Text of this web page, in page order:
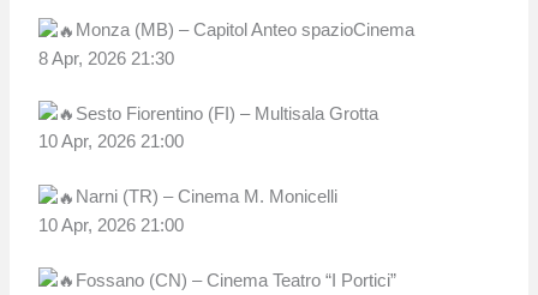
Monza (MB) – Capitol Anteo spazioCinema
8 Apr, 2026 21:30
Sesto Fiorentino (FI) – Multisala Grotta
10 Apr, 2026 21:00
Narni (TR) – Cinema M. Monicelli
10 Apr, 2026 21:00
Fossano (CN) – Cinema Teatro “I Portici”